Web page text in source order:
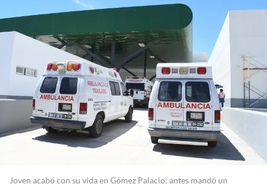
Joven acabó con su vida en Gómez Palacio; antes mandó un